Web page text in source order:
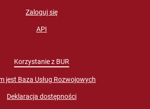
Zaloguj się
API
Korzystanie z BUR
jest Baza Usług Rozwojowych
Deklaracja dostępności